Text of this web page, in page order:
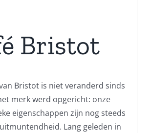
Bristot
Bristot is niet veranderd sinds
merk werd opgericht: onze
eigenschappen zijn nog steeds
Lang geleden in